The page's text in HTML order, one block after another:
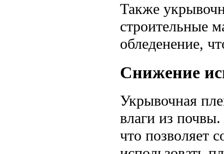
Также
строительные
обледенение,
Снижение
Укрывочная
влаги из
что позволяет